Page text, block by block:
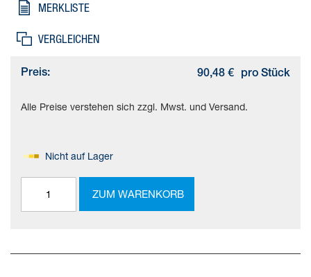
MERKLISTE
VERGLEICHEN
Preis: 90,48 € pro Stück
Alle Preise verstehen sich zzgl. Mwst. und Versand.
Nicht auf Lager
ZUM WARENKORB